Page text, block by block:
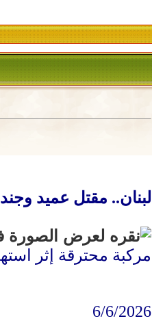
لبنان.. مقتل عميد
مركبة محترقة إثر
6/6/2026